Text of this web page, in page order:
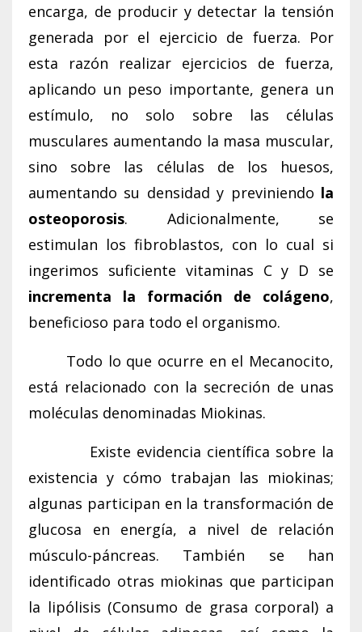
encarga, de producir y detectar la tensión
generada por el ejercicio de fuerza. Por
esta razón realizar ejercicios de fuerza,
aplicando un peso importante, genera un
estímulo, no solo sobre las células
musculares aumentando la masa muscular,
sino sobre las células de los huesos,
aumentando su densidad y previniendo la
osteoporosis. Adicionalmente, se
estimulan los fibroblastos, con lo cual si
ingerimos suficiente vitaminas C y D se
incrementa la formación de colágeno,
beneficioso para todo el organismo.
Todo lo que ocurre en el Mecanocito,
está relacionado con la secreción de unas
moléculas denominadas Miokinas.
Existe evidencia científica sobre la
existencia y cómo trabajan las miokinas;
algunas participan en la transformación de
glucosa en energía, a nivel de relación
músculo-páncreas. También se han
identificado otras miokinas que participan
la lipólisis (Consumo de grasa corporal) a